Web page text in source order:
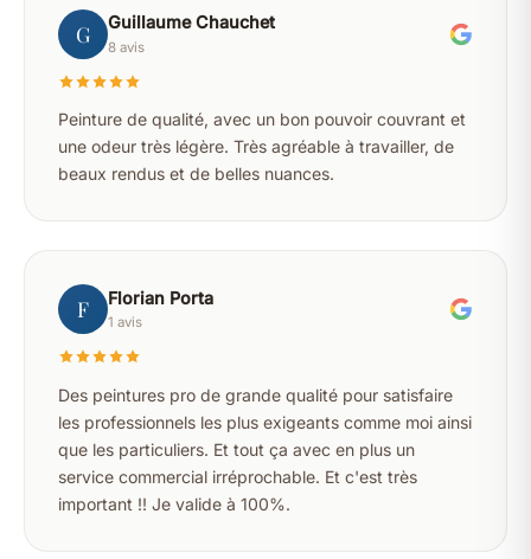
G Guillaume Chauchet
8 avis
Peinture de qualité, avec un bon pouvoir couvrant et
une odeur très légère. Très agréable à travailler, de
beaux rendus et de belles nuances.
F Florian Porta
1 avis
Des peintures pro de grande qualité pour satisfaire
les professionnels les plus exigeants comme moi ainsi
que les particuliers. Et tout ça avec en plus un
service commercial irréprochable. Et c'est très
important !! Je valide à 100%.